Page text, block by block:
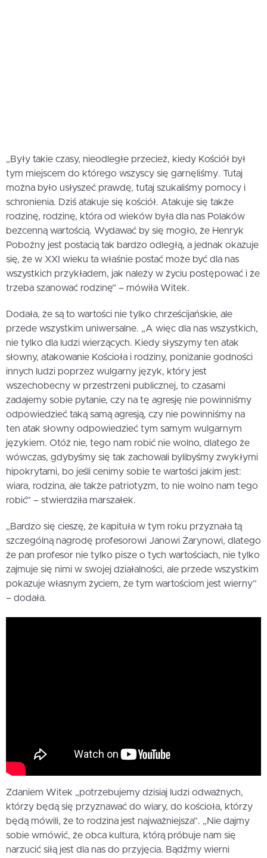
„Były takie czasy, nieodległe przecież, kiedy Kościół był
tym miejscem do którego wszyscy się garnęliśmy. Tutaj
można było usłyszeć prawdę, tutaj szukaliśmy pomocy i
schronienia. Dziś atakuje się kościół. Atakuje się także
rodzinę, rodzinę, która od wieków była dla nas Polaków
bezcenną wartością. Wydawać by się mogło, że Henryk
Pobożny jest postacią tak bardzo odległą, a jednak okazuje
się, że w XXI wieku ta właśnie postać może być dla nas
wszystkich przykładem, jak należy w życiu postępować i że
trzeba szanować rodzinę” – mówiła Witek.
Dodała, że są to wartości nie tylko chrześcijańskie, ale
przede wszystkim uniwersalne. „A więc dla nas wszystkich,
nie tylko dla ludzi wierzących. Kiedy słyszymy ten atak
słowny, atakowanie Kościoła i rodziny, poniżanie godności
innych ludzi poprzez wulgarny język, który jest
wszechobecny w przestrzeni publicznej, to czasami
zadajemy sobie pytanie, czy na tę agresję nie powinniśmy
odpowiedzieć taką samą agresją, czy nie powinniśmy na
ten atak słowny odpowiedzieć tym samym wulgarnym
językiem. Otóż nie, tego nam robić nie wolno, dlatego że
wówczas, gdybyśmy się tak zachowali bylibyśmy zwykłymi
hipokrytami, bo jeśli cenimy sobie te wartości jakim jest:
wiara, rodzina, ale także patriotyzm, to nie wolno nam tego
robić” – stwierdziła marszałek.
„Bardzo się cieszę, że kapituła w tym roku przyznała tą
szczególną nagrodę profesorowi Janowi Żarynowi, dlatego
że pan profesor nie tylko pisze o tych wartościach, nie tylko
zajmuje się nimi w swojej działalności, ale przede wszystkim
pokazuje własnym życiem, że tym wartościom jest wierny”
– dodała.
Zdaniem Witek „potrzebujemy dzisiaj ludzi odważnych,
którzy będą się przyznawać do wiary, do kościoła, którzy
będą mówili, że to rodzina jest najważniejsza”. „Nie dajmy
sobie wmówić, że obca kultura, którą próbuje nam się
narzucić siłą jest dla nas do przyjęcia. Bądźmy wierni